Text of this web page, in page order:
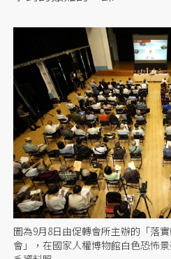
圖為9月8日由促轉會所主辦的「落
會」，在國家人權博物館白色恐怖